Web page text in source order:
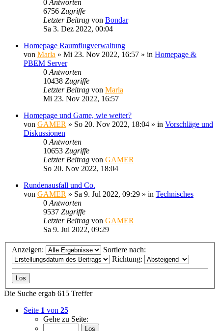
0 Antworten
6756 Zugriffe
Letzter Beitrag von Bondar
Sa 3. Dez 2022, 00:04
Homepage Raumflugverwaltung
von Marla » Mi 23. Nov 2022, 16:57 » in Homepage &
PBEM Server
0 Antworten
10438 Zugriffe
Letzter Beitrag von Marla
Mi 23. Nov 2022, 16:57
Homepage und Game, wie weiter?
von GAMER » So 20. Nov 2022, 18:04 » in Vorschläge und
Diskussionen
0 Antworten
10653 Zugriffe
Letzter Beitrag von GAMER
So 20. Nov 2022, 18:04
Rundenausfall und Co.
von GAMER » Sa 9. Jul 2022, 09:29 » in Technisches
0 Antworten
9537 Zugriffe
Letzter Beitrag von GAMER
Sa 9. Jul 2022, 09:29
Anzeigen:
Sortiere nach:
Richtung:
Die Suche ergab 615 Treffer
Seite 1 von 25
Gehe zu Seite: